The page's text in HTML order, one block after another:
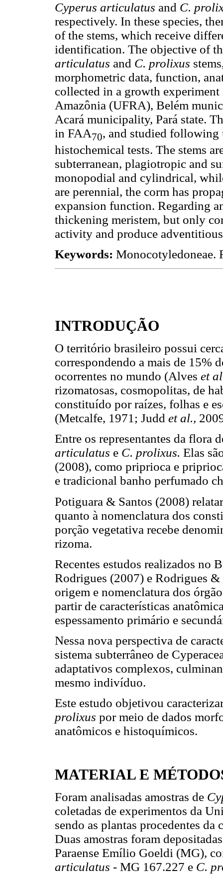
Cyperus articulatus and C.
respectively. In these species,
of the stems, which receive
identification. The objective of
articulatus and C. prolixus
morphometric data, function,
collected in a growth
Amazônia (UFRA), Belém
Acará municipality, Pará state.
in FAA70, and studied following
histochemical tests. The stems
subterranean, plagiotropic and
monopodial and cylindrical,
are perennial, the corm has
expansion function. Regarding
thickening meristem, but only
activity and produce
Keywords: Monocotyledoneae.
INTRODUÇÃO
O território brasileiro possui
correspondendo a mais de 15%
ocorrentes no mundo (Alves et
rizomatosas, cosmopolitas, de
constituído por raízes, folhas e
(Metcalfe, 1971; Judd et al., 200
Entre os representantes da flora
articulatus e C. prolixus. Elas
(2008), como priprioca e
e tradicional banho perfumado
Potiguara & Santos (2008)
quanto à nomenclatura dos
porção vegetativa recebe
rizoma.
Recentes estudos realizados no
Rodrigues (2007) e Rodrigues
origem e nomenclatura dos
partir de características
espessamento primário e
Nessa nova perspectiva de
sistema subterrâneo de
adaptativos complexos,
mesmo indivíduo.
Este estudo objetivou
prolixus por meio de dados
anatômicos e histoquímicos.
MATERIAL E
Foram analisadas amostras de
coletadas de experimentos da
sendo as plantas procedentes
Duas amostras foram
Paraense Emílio Goeldi (MG),
articulatus - MG 167.227 e C.